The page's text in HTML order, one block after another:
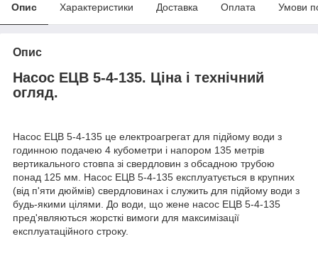
Опис Характеристики Доставка Оплата Умови
Опис
Насос ЕЦВ 5-4-135. Ціна і технічний
огляд.
Насос ЕЦВ 5-4-135 це електроагрегат для підйому води з
годинною подачею 4 кубометри і напором 135 метрів
вертикального стовпа зі свердловин з обсадною трубою
понад 125 мм. Насос ЕЦВ 5-4-135 експлуатується в крупних
(від п'яти дюймів) свердловинах і служить для підйому води з
будь-якими цілями. До води, що жене насос ЕЦВ 5-4-135
пред'являються жорсткі вимоги для максимізації
експлуатаційного строку.